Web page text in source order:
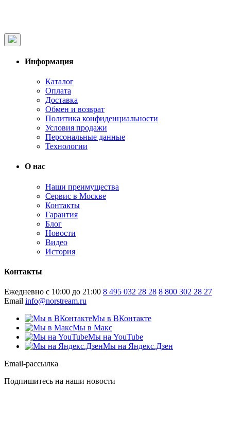
Информация
Каталог
Оплата
Доставка
Обмен и возврат
Политика конфиденциальности
Условия продажи
Персональные данные
Технологии
О нас
Наши преимущества
Сервис в Москве
Контакты
Гарантия
Блог
Новости
Видео
История
Контакты
Ежедневно с 10:00 до 21:00 8 495 032 28 28 8 800 302 28 27
Email info@norstream.ru
Мы в ВКонтакте
Мы в Макс
Мы на YouTube
Мы на Яндекс.Дзен
Email-рассылка
Подпишитесь на наши новости